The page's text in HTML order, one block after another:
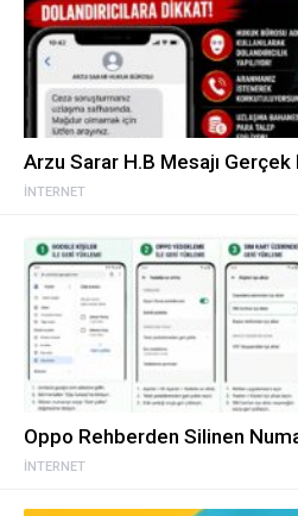
İNTERNET
Arzu Sarar H.B Mesajı Gerçek
İNTERNET
Oppo Rehberden Silinen